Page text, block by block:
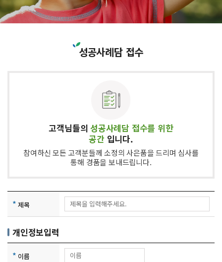
성공사례담 접수
고객님들의성공사례담 접수를 위한
공간 입니다.
참여하신 모든 고객분들께 소정의 사은품을 드리며 심사를
통해 경품을 보내드립니다.
* 제목
개인정보입력
* 이름